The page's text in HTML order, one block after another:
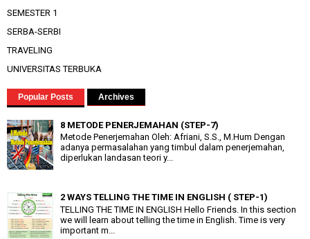
SEMESTER 1
SERBA-SERBI
TRAVELING
UNIVERSITAS TERBUKA
Popular Posts Archives
8 METODE PENERJEMAHAN (STEP-7)
Metode Penerjemahan Oleh: Afriani, S.S., M.Hum Dengan
adanya permasalahan yang timbul dalam penerjemahan,
diperlukan landasan teori y...
2 WAYS TELLING THE TIME IN ENGLISH ( STEP-1)
TELLING THE TIME IN ENGLISH Hello Friends. In this section
we will learn about telling the time in English. Time is very
important m...